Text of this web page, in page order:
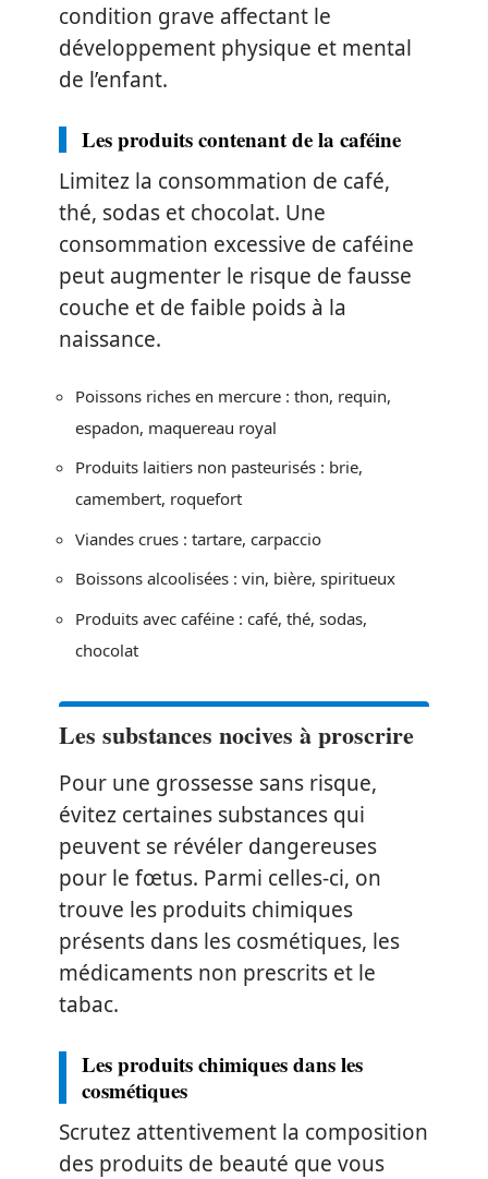
condition grave affectant le
développement physique et mental
de l’enfant.
Les produits contenant de la caféine
Limitez la consommation de café,
thé, sodas et chocolat. Une
consommation excessive de caféine
peut augmenter le risque de fausse
couche et de faible poids à la
naissance.
Poissons riches en mercure : thon, requin,
espadon, maquereau royal
Produits laitiers non pasteurisés : brie,
camembert, roquefort
Viandes crues : tartare, carpaccio
Boissons alcoolisées : vin, bière, spiritueux
Produits avec caféine : café, thé, sodas,
chocolat
Les substances nocives à proscrire
Pour une grossesse sans risque,
évitez certaines substances qui
peuvent se révéler dangereuses
pour le fœtus. Parmi celles-ci, on
trouve les produits chimiques
présents dans les cosmétiques, les
médicaments non prescrits et le
tabac.
Les produits chimiques dans les
cosmétiques
Scrutez attentivement la composition
des produits de beauté que vous